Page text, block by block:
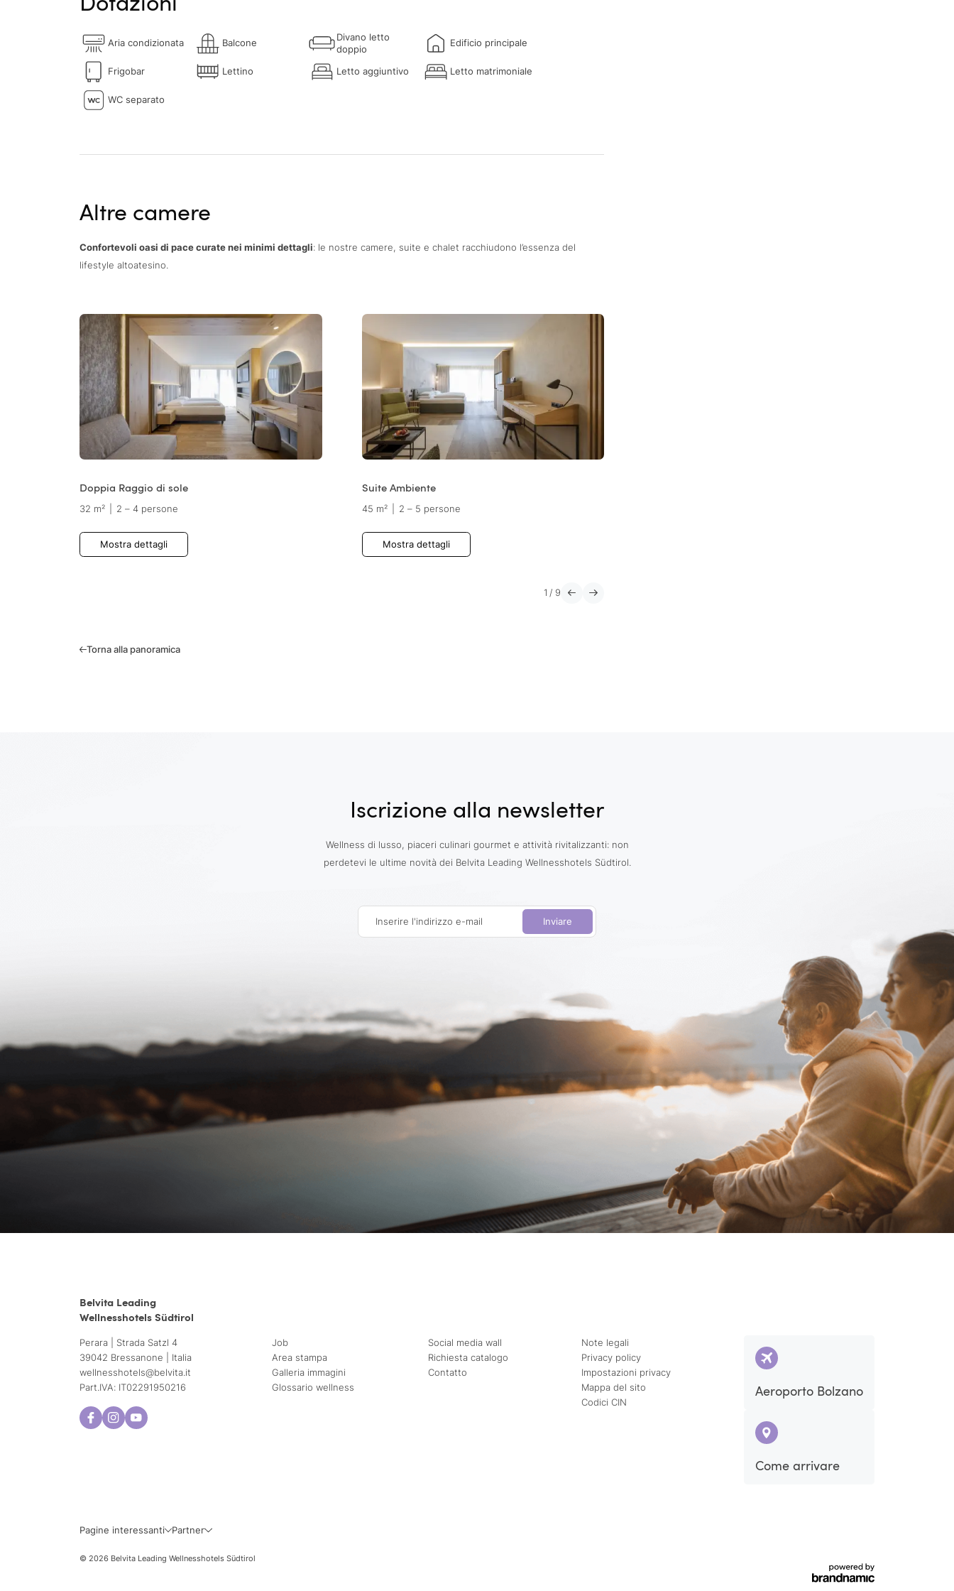
Aria condizionata Balcone
Divano letto
doppio
Edificio principale
Frigobar Lettino Letto aggiuntivo Letto matrimoniale
WC separato
Altre camere
Confortevoli oasi di pace curate nei minimi dettagli: le nostre camere, suite e chalet racchiudono l’essenza del
lifestyle altoatesino.
Doppia Raggio di sole
32 m² 2 – 4 persone
Mostra dettagli
Suite Ambiente
45 m² 2 – 5 persone
Mostra dettagli
1 / 9
Torna alla panoramica
Iscrizione alla newsletter
Wellness di lusso, piaceri culinari gourmet e attività rivitalizzanti: non
perdetevi le ultime novità dei Belvita Leading Wellnesshotels Südtirol.
Inserire l'indirizzo e-mail Inviare
Belvita Leading
Wellnesshotels Südtirol
Perara | Strada Satzl 4
39042 Bressanone | Italia
wellnesshotels@belvita.it
Part.IVA: IT02291950216
Job
Area stampa
Galleria immagini
Glossario wellness
Social media wall
Richiesta catalogo
Contatto
Note legali
Privacy policy
Impostazioni privacy
Mappa del sito
Codici CIN
Aeroporto Bolzano
Come arrivare
Pagine interessanti Partner
© 2026 Belvita Leading Wellnesshotels Südtirol